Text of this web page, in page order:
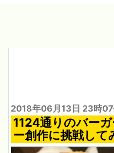
2018年06月13日 23時
1124通りのバー
ー創作に挑戦して